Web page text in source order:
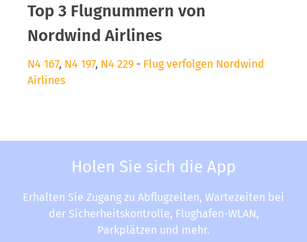
Top 3 Flugnummern von
Nordwind Airlines
N4 167, N4 197, N4 229 - Flug verfolgen Nordwind
Airlines
Holen Sie sich die App
Erhalten Sie Zugang zu Abflugzeiten, Wartezeiten bei
der Sicherheitskontrolle, Flughafen-WLAN,
Parkplätzen und mehr.